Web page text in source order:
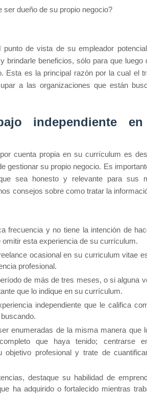
dueño de su propio negocio?
de vista de su empleador
brindarle beneficios, sólo para que luego
Esta es la principal razón por la cual el
a las organizaciones que están
independiente
cuenta propia en su currículum es
gestionar su propio negocio. Es
sea honesto y relevante para sus
consejos sobre como tratar la
frecuencia y no tiene la intención de
esta experiencia de su currículum.
ocasional en su curriculum vitae
profesional.
de más de tres meses, o si alguna
que lo indique en su currículum.
independiente que le califica
enumeradas de la misma manera que
que haya tenido; centrarse
objetivo profesional y trate de
destaque su habilidad de
ha adquirido o fortalecido mientras